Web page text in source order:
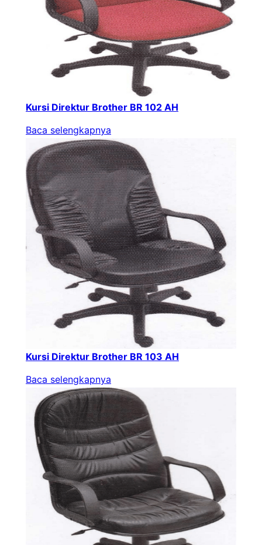
Kursi Direktur Brother BR 102 AH
Baca selengkapnya
Kursi Direktur Brother BR 103 AH
Baca selengkapnya